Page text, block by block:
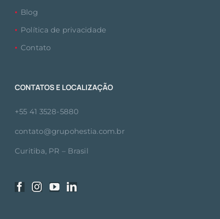
Blog
Política de privacidade
Contato
CONTATOS E LOCALIZAÇÃO
+55 41 3528-5880
contato@grupohestia.com.br
Curitiba, PR – Brasil